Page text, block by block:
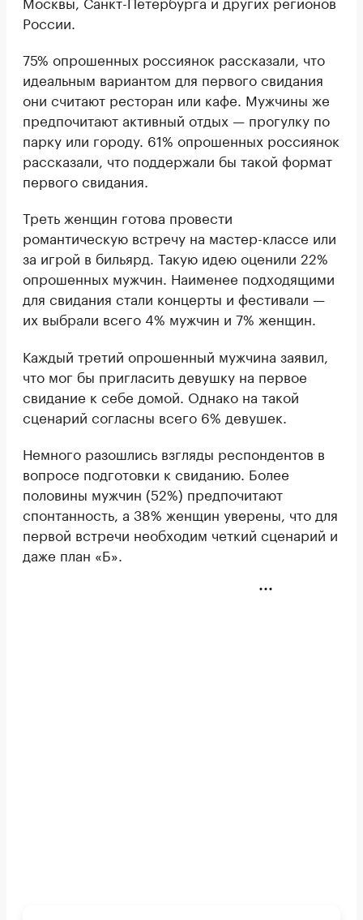
России.
75% опрошенных россиянок рассказали, что
идеальным вариантом для первого свидания
они считают ресторан или кафе. Мужчины же
предпочитают активный отдых — прогулку по
парку или городу. 61% опрошенных россиянок
рассказали, что поддержали бы такой формат
первого свидания.
Треть женщин готова провести
романтическую встречу на мастер-классе или
за игрой в бильярд. Такую идею оценили 22%
опрошенных мужчин. Наименее подходящими
для свидания стали концерты и фестивали —
их выбрали всего 4% мужчин и 7% женщин.
Каждый третий опрошенный мужчина заявил,
что мог бы пригласить девушку на первое
свидание к себе домой. Однако на такой
сценарий согласны всего 6% девушек.
Немного разошлись взгляды респондентов в
вопросе подготовки к свиданию. Более
половины мужчин (52%) предпочитают
спонтанность, а 38% женщин уверены, что для
первой встречи необходим четкий сценарий и
даже план «Б».